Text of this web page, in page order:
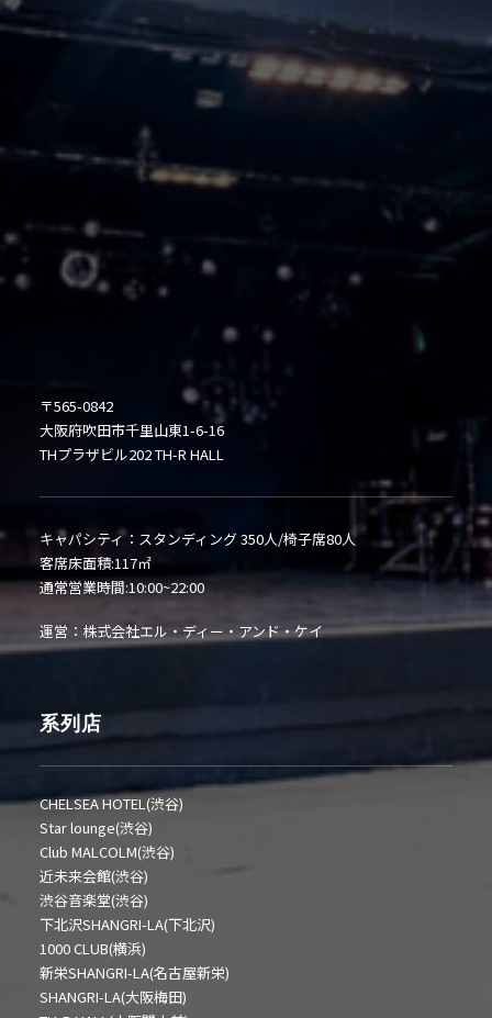
〒565-0842
大阪府吹田市千里山東1-6-16
THプラザビル202 TH-R HALL
キャパシティ：スタンディング 350人/椅子席80人
客席床面積:117㎡
通常営業時間:10:00~22:00
運営：株式会社エル・ディー・アンド・ケイ
系列店
CHELSEA HOTEL(渋谷)
Star lounge(渋谷)
Club MALCOLM(渋谷)
近未来会館(渋谷)
渋谷音楽堂(渋谷)
下北沢SHANGRI-LA(下北沢)
1000 CLUB(横浜)
新栄SHANGRI-LA(名古屋新栄)
SHANGRI-LA(大阪梅田)